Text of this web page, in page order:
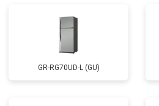
GR-RG70UD-L (GU)